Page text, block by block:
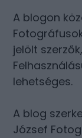
A blogon
jelölt
lehetséges.
A blog
József